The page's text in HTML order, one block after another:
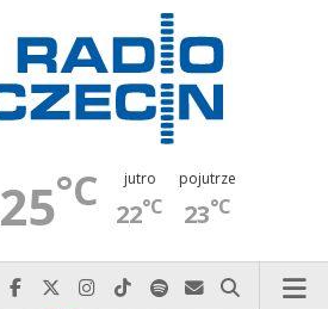
25°C jutro
22°C
pojutrze
23°C
Najlepiej po prostu do nas zadzwoń
Odwiedź nas na Facebook-u
Odwiedź nas na X
Odwiedź nas na Instagram-ie
Odwiedź nas na TikTok-u
Szukaj nas na Spotify
Wyślij do nas
Szukaj